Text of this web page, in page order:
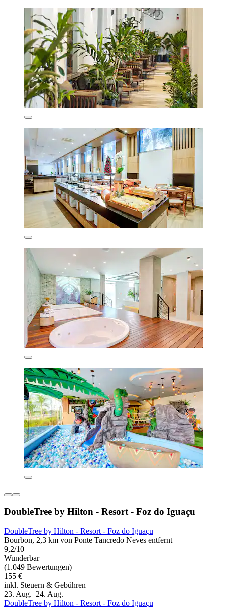
DoubleTree by Hilton - Resort - Foz do Iguaçu
DoubleTree by Hilton - Resort - Foz do Iguaçu
Bourbon, 2,3 km von Ponte Tancredo Neves entfernt
9,2/10
Wunderbar
(1.049 Bewertungen)
155 €
inkl. Steuern & Gebühren
23. Aug.–24. Aug.
DoubleTree by Hilton - Resort - Foz do Iguaçu